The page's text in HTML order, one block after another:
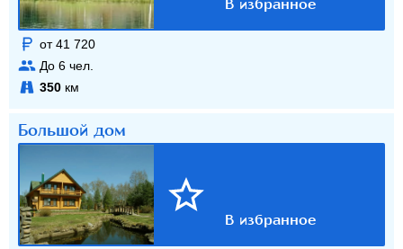
от 41 720
До 6 чел.
350 км
Большой дом